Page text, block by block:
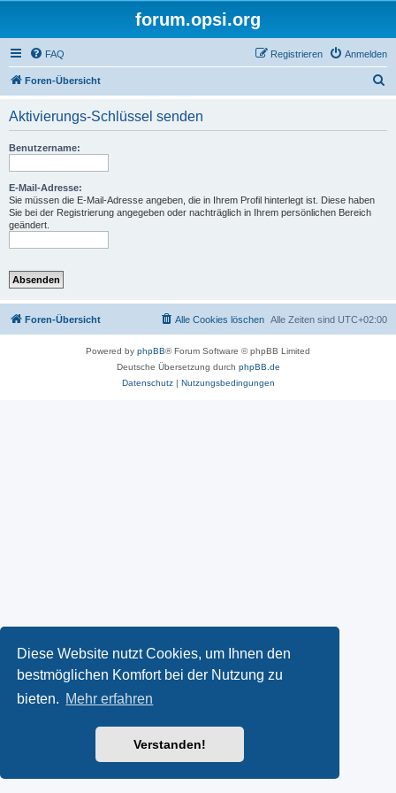
Diese Website nutzt Cookies, um Ihnen den
bestmöglichen Komfort bei der Nutzung zu
bieten. Mehr erfahren
Verstanden!
forum.opsi.org
FAQ Anmelden
Registrieren
Foren-Übersicht
Aktivierungs-Schlüssel senden
Benutzername:
E-Mail-Adresse:
Sie müssen die E-Mail-Adresse angeben, die in Ihrem Profil hinterlegt ist. Diese haben
Sie bei der Registrierung angegeben oder nachträglich in Ihrem persönlichen Bereich
geändert.
Foren-Übersicht Alle Zeiten sind UTC+02:00
Alle Cookies löschen
Powered by phpBB® Forum Software © phpBB Limited
Deutsche Übersetzung durch phpBB.de
Datenschutz| Nutzungsbedingungen